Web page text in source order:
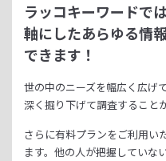
ラッコキーワードで
軸にしたあらゆる情
できます！
世の中のニーズを幅広く広げ
深く掘り下げて調査すること
さらに有料プランをご利用い
ます。 他の人が把握していな